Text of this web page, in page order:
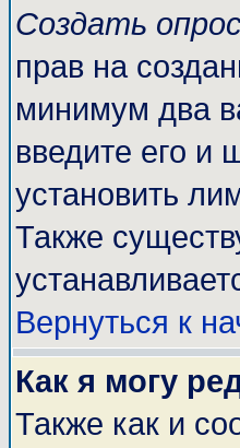
Создать опрос
прав на
минимум два
введите его и
установить
Также
Вернуться к
Как я могу
Также как и